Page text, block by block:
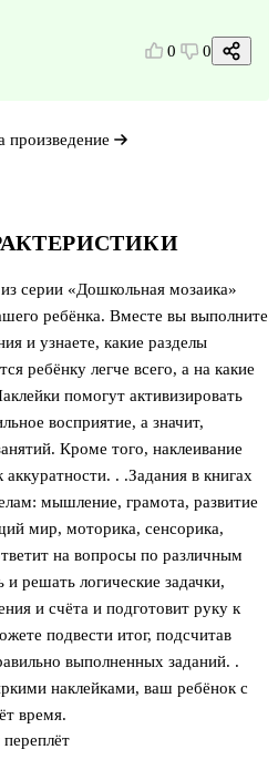
серии «Дошкольная мозаика»
ребёнка. Вместе вы выполните
и узнаете, какие разделы
ребёнку легче всего, а на какие
помогут активизировать
восприятие, а значит,
Кроме того, наклеивание
. .Задания в книгах
мышление, грамота, развитие
мир, моторика, сенсорика,
на вопросы по различным
решать логические задачки,
и счёта и подготовит руку к
подвести итог, подсчитав
выполненных заданий. .
наклейками, ваш ребёнок с
время.
0 0
произведение